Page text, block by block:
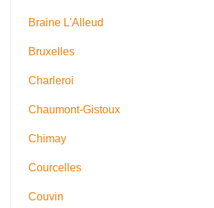
Braine L'Alleud
Bruxelles
Charleroi
Chaumont-Gistoux
Chimay
Courcelles
Couvin